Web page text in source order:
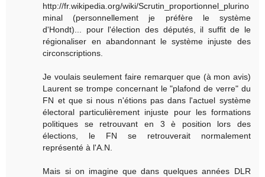
http://fr.wikipedia.org/wiki/Scrutin_proportionnel_plurino
minal (personnellement je préfère le système
d'Hondt)... pour l'élection des députés, il suffit de le
régionaliser en abandonnant le système injuste des
circonscriptions.
Je voulais seulement faire remarquer que (à mon avis)
Laurent se trompe concernant le "plafond de verre" du
FN et que si nous n'étions pas dans l'actuel système
électoral particulièrement injuste pour les formations
politiques se retrouvant en 3 è position lors des
élections, le FN se retrouverait normalement
représenté à l'A.N.
Mais si on imagine que dans quelques années DLR